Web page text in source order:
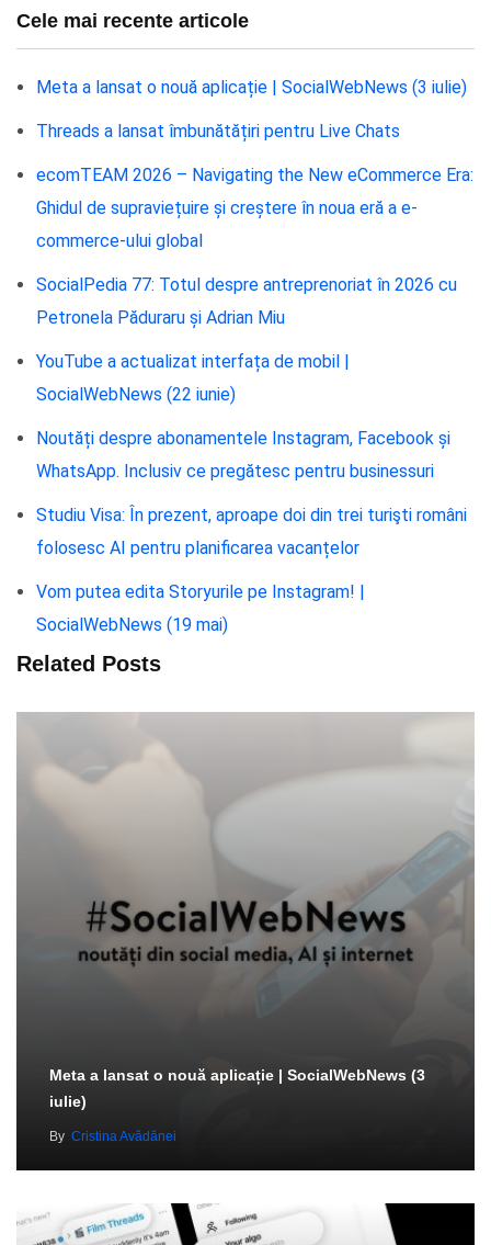
Cele mai recente articole
Meta a lansat o nouă aplicație | SocialWebNews (3 iulie)
Threads a lansat îmbunătățiri pentru Live Chats
ecomTEAM 2026 – Navigating the New eCommerce Era:
Ghidul de supraviețuire și creștere în noua eră a e-
commerce-ului global
SocialPedia 77: Totul despre antreprenoriat în 2026 cu
Petronela Păduraru și Adrian Miu
YouTube a actualizat interfața de mobil |
SocialWebNews (22 iunie)
Noutăți despre abonamentele Instagram, Facebook și
WhatsApp. Inclusiv ce pregătesc pentru businessuri
Studiu Visa: În prezent, aproape doi din trei turişti români
folosesc AI pentru planificarea vacanțelor
Vom putea edita Storyurile pe Instagram! |
SocialWebNews (19 mai)
Related Posts
Meta a lansat o nouă aplicație | SocialWebNews (3
iulie)
By Cristina Avădănei